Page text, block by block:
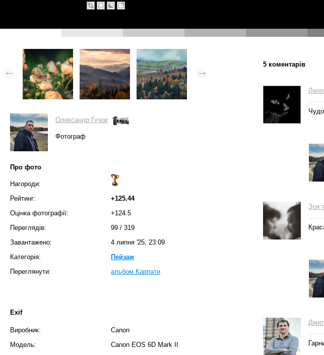
Олександр Гучок
Фотограф
Про фото
Нагороди:
Рейтинг:
+125.44
Оцінка фотографії:
+124.5
Переглядів:
99 / 319
Завантажено:
4 липня '25, 23:09
Категорія:
Пейзаж
Переглянути:
альбом Карпати
Exif
Виробник:
Canon
Модель:
Canon EOS 6D Mark II
5 коментарів
Зоя